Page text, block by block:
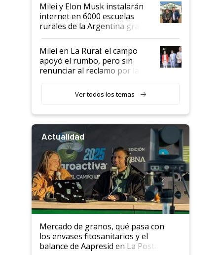
Milei y Elon Musk instalarán
internet en 6000 escuelas
rurales de la Argentina gracias
a un acuerdo con Starlink
Milei en La Rural: el campo
apoyó el rumbo, pero sin
renunciar al reclamo por las
Ver todos los temas
Actualidad
Mercado de granos, qué pasa con
los envases fitosanitarios y el
balance de Aapresid en La Posta